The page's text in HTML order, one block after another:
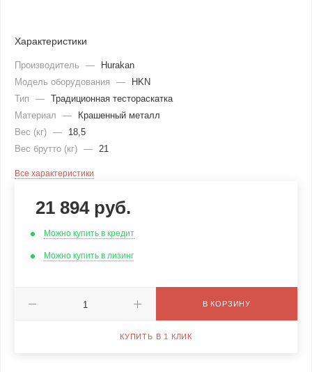
Характеристики
Производитель —
Hurakan
Модель оборудования
—
HKN
Тип
— Традиционная тестораскатка
Материал
—
Крашенный металл
Вес (кг) —
18,5
Вес брутто (кг) — 21
Все характеристики
21 894руб.
Можно купить в кредит
Можно купить в лизинг
В КОРЗИНУ
КУПИТЬ В 1 КЛИК